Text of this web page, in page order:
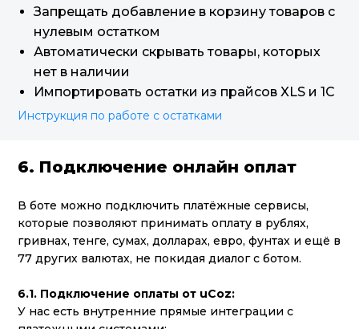
Запрещать добавление в корзину товаров с
нулевым остатком
Автоматически скрывать товары, которых
нет в наличии
Импортировать остатки из прайсов XLS и 1C
Инструкция по работе с остатками
6. Подключение онлайн оплат
В боте можно подключить платёжные сервисы,
которые позволяют принимать оплату в рублях,
гривнах, тенге, сумах, долларах, евро, фунтах и ещё в
77 других валютах, не покидая диалог с ботом.
6.1. Подключение оплаты от uCoz:
У нас есть внутренние прямые интеграции с